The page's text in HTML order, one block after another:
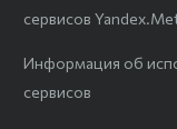
сервисов
Информация об
сервисов